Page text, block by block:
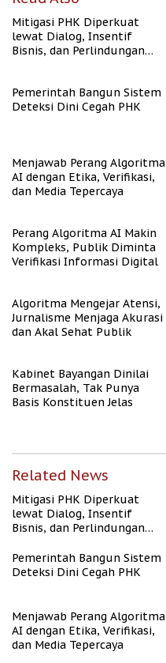
Mitigasi PHK Diperkuat
lewat Dialog, Insentif
Bisnis, dan Perlindungan
Pemerintah Bangun Sistem
Deteksi Dini Cegah PHK
Menjawab Perang Algoritma
AI dengan Etika, Verifikasi,
dan Media Tepercaya
Perang Algoritma AI Makin
Kompleks, Publik Diminta
Verifikasi Informasi Digital
Algoritma Mengejar Atensi,
Jurnalisme Menjaga Akurasi
dan Akal Sehat Publik
Kabinet Bayangan Dinilai
Bermasalah, Tak Punya
Basis Konstituen Jelas
Related News
Mitigasi PHK Diperkuat
lewat Dialog, Insentif
Bisnis, dan Perlindungan
Pemerintah Bangun Sistem
Deteksi Dini Cegah PHK
Menjawab Perang Algoritma
AI dengan Etika, Verifikasi,
dan Media Tepercaya